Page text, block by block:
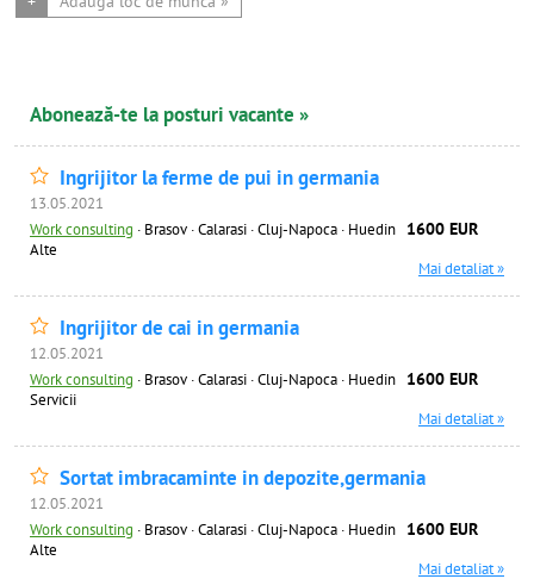
Abonează-te la posturi vacante »
Ingrijitor la ferme de pui in germania
13.05.2021
Work consulting · Brasov · Calarasi · Cluj-Napoca · Huedin 1600 EUR
Alte
Mai detaliat »
Ingrijitor de cai in germania
12.05.2021
Work consulting · Brasov · Calarasi · Cluj-Napoca · Huedin 1600 EUR
Servicii
Mai detaliat »
Sortat imbracaminte in depozite,germania
12.05.2021
Work consulting · Brasov · Calarasi · Cluj-Napoca · Huedin 1600 EUR
Alte
Mai detaliat »